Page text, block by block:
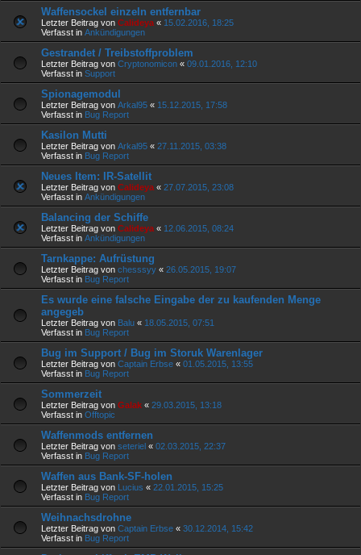
Waffensockel einzeln entfernbar
Letzter Beitrag von Calideya « 15.02.2016, 18:25
Verfasst in Ankündigungen
Gestrandet / Treibstoffproblem
Letzter Beitrag von Cryptonomicon « 09.01.2016, 12:10
Verfasst in Support
Spionagemodul
Letzter Beitrag von Arkal95 « 15.12.2015, 17:58
Verfasst in Bug Report
Kasilon Mutti
Letzter Beitrag von Arkal95 « 27.11.2015, 03:38
Verfasst in Bug Report
Neues Item: IR-Satellit
Letzter Beitrag von Calideya « 27.07.2015, 23:08
Verfasst in Ankündigungen
Balancing der Schiffe
Letzter Beitrag von Calideya « 12.06.2015, 08:24
Verfasst in Ankündigungen
Tarnkappe: Aufrüstung
Letzter Beitrag von chesssyy « 26.05.2015, 19:07
Verfasst in Bug Report
Es wurde eine falsche Eingabe der zu kaufenden Menge
angegeb
Letzter Beitrag von Balu « 18.05.2015, 07:51
Verfasst in Bug Report
Bug im Support / Bug im Storuk Warenlager
Letzter Beitrag von Captain Erbse « 01.05.2015, 13:55
Verfasst in Bug Report
Sommerzeit
Letzter Beitrag von Galak « 29.03.2015, 13:18
Verfasst in Offtopic
Waffenmods entfernen
Letzter Beitrag von seteriel « 02.03.2015, 22:37
Verfasst in Bug Report
Waffen aus Bank-SF-holen
Letzter Beitrag von Lucius « 22.01.2015, 15:25
Verfasst in Bug Report
Weihnachsdrohne
Letzter Beitrag von Captain Erbse « 30.12.2014, 15:42
Verfasst in Bug Report